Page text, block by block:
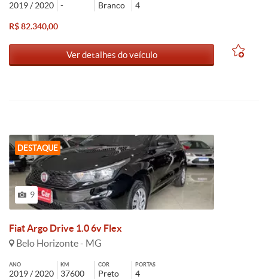
2019 / 2020 - Branco 4
R$ 82.340,00
Ver detalhes do veículo
DESTAQUE
9
Fiat Argo Drive 1.0 6v Flex
Belo Horizonte - MG
ANO
2019 / 2020
KM
37600
COR
Preto
PORTAS
4